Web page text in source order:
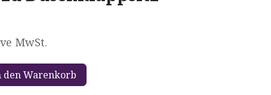
MwSt.
den Warenkorb